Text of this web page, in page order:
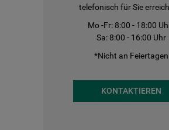
telefonisch für Sie
Mo -Fr: 8:00 - 18:00
Sa: 8:00 - 16:00 Uhr
*Nicht an Feiertagen
KONTAKTIEREN